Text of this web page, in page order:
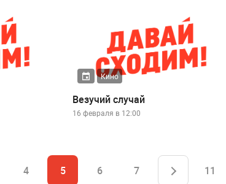
Кино
Везучий случай
16 февраля в 12:00
4 5 6 7 11